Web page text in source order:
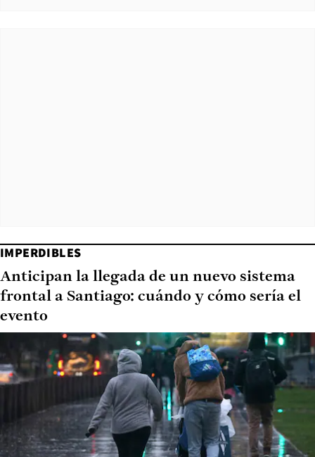
IMPERDIBLES
Anticipan la llegada de un nuevo sistema
frontal a Santiago: cuándo y cómo sería el
evento